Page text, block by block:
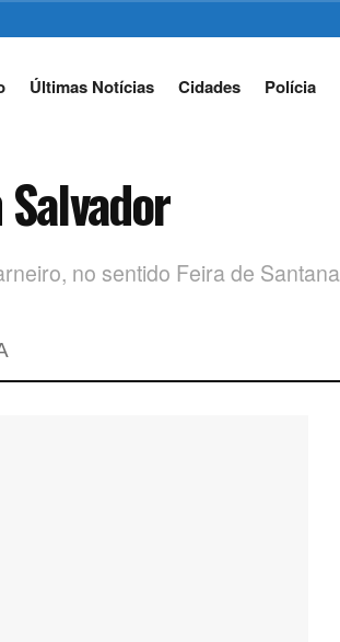
Últimas Notícias Cidades Polícia
no sentido Feira de